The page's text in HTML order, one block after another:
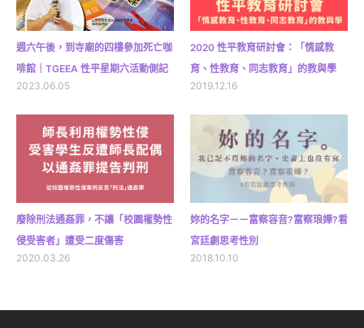
週六午後，到寺廟的四樓參加死亡咖
啡館｜TGEEA 性平星期六活動側記
2023.06.05
2020 性平教育研討會：「情感教
育、性教育、同志教育」的教與學
2019.12.16
廢除刑法通姦罪，不讓「校園權勢性
侵受害者」遭受二度傷害
2020.03.26
妳的名字－－富察容音?富察琅嬅?看
宮廷劇思考性別
2018.10.10